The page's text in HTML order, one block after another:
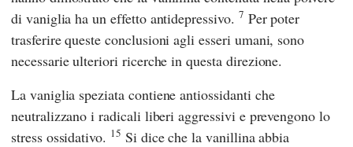
di vaniglia ha un effetto antidepressivo. 7 Per poter
trasferire queste conclusioni agli esseri umani, sono
necessarie ulteriori ricerche in questa direzione.
La vaniglia speziata contiene antiossidanti che
neutralizzano i radicali liberi aggressivi e prevengono lo
stress ossidativo. 15 Si dice che la vanillina abbia